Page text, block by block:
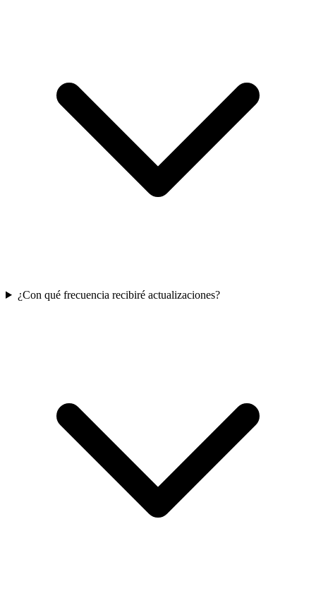
¿Con qué frecuencia recibiré actualizaciones?